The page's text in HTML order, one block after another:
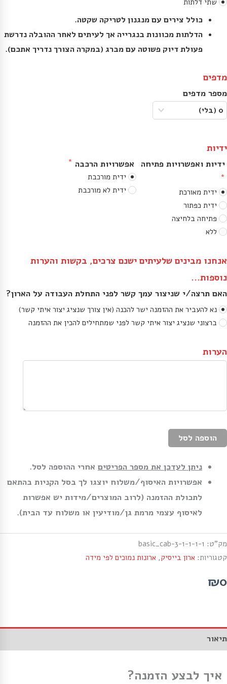
כולל צירים עם מנגנון לטריקה שקטה.
הדלתות מכוונות בנגרייה אך לעיתים לאחר ההובלה נדרשת
פעולת דיוק פשוטה עם מברג (במקרה הצורך נדריך אתכם).
מדפים
מספר מדפים
ידיות
ידיות ואפשרויות פתיחה
ידית מאורכת
ידית כפתור
פתיחה בלחיצה
ללא
אפשרויות הרכבה
ידית מורכבת
ידית לא מורכבת
נוספות...
האם תרצה/י שניצור עמך קשר לפני התחלת העבודה על הארון?
נא להעביר את ההזמנה ישר להכנה (אין צורך שנציג יצור איתי קשר)
ברצוני שנציג יצור איתי קשר לפני שמתחילים להכין את ההזמנה
הערות
הוספה לסל
ניתן לעדכן את מספר הפריטים אחרי ההוספה לסל.
אפשרויות האיסוף/משלוח יוצגו לך בסל הקניות בהתאם
לתכולת ההזמנה (לרוב המוצרים/מידות יש אפשרות
לאיסוף עצמי מרמת גן/מודיעין או משלוח עד הבית).
מק"ט: basic_cab-3-1-1-1-1
קטגוריות: ארון בייסיק, ארונות נמוכים לפי מידה
₪0
תיאור
איך לבצע הזמנה?